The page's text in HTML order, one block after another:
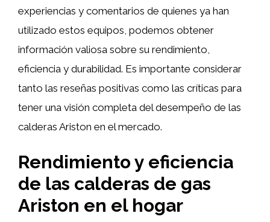
experiencias y comentarios de quienes ya han
utilizado estos equipos, podemos obtener
información valiosa sobre su rendimiento,
eficiencia y durabilidad. Es importante considerar
tanto las reseñas positivas como las críticas para
tener una visión completa del desempeño de las
calderas Ariston en el mercado.
Rendimiento y eficiencia
de las calderas de gas
Ariston en el hogar